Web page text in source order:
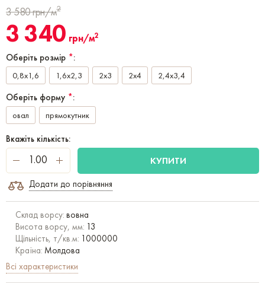
3 580грн/м2
3 340 грн/м2
Оберіть розмір *:
0,8x1,6 1,6x2,3 2x3 2x4 2,4x3,4
Оберіть форму *:
овал прямокутник
Вкажіть кількість:
КУПИТИ
Додати до порівняння
Склад ворсу: вовна
Висота ворсу, мм: 13
Щільність, т/кв.м: 1000000
Країна: Молдова
Всі характеристики